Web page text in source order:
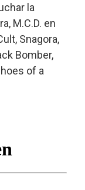
la
M.C.D. en
Snagora,
Bomber,
of a